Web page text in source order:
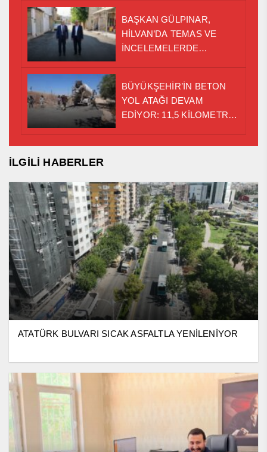
BAŞKAN GÜLPINAR,
HİLVAN’DA TEMAS VE
İNCELEMELERDE
BÜYÜKŞEHİR’İN BETON
YOL ATAĞI DEVAM
EDİYOR: 11,5 KİLOMETRE
İLGİLİ HABERLER
ATATÜRK BULVARI SICAK ASFALTLA YENİLENİYOR